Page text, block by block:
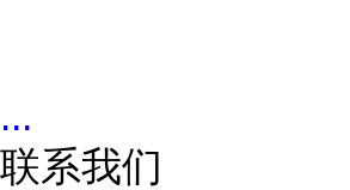
...
联系我们